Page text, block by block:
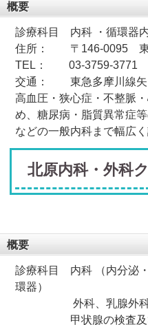
概要
診療科目 内科 ・循環器
住所： 〒146-0095 東
TEL： 03-3759-3771
交通： 東急多摩川線矢
高血圧・狭心症・不整脈
め、糖尿病・脂質異常症
などの一般内科まで幅広
北原内科・外科
概要
診療科目 内科 （内分泌
環器）
外科、乳腺外科、
甲状腺の検査及